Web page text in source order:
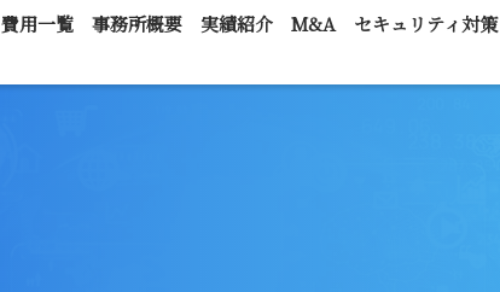
費用一覧 事務所概要 実績紹介 M&A
セキュリティ対策